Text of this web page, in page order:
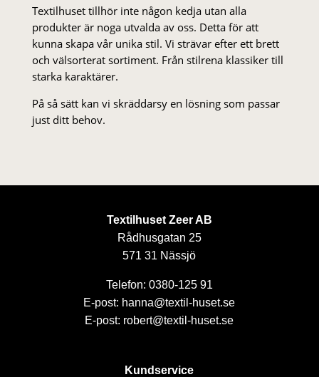
Textilhuset tillhör inte någon kedja utan alla
produkter är noga utvalda av oss. Detta för att
kunna skapa vår unika stil. Vi strä­var efter ett brett
och välsorterat sor­ti­ment. Från stil­rena klas­siker till
starka karaktärer.
På så sätt kan vi skräddarsy en lösning som passar
just ditt behov.
Textilhuset Zeer AB
Rådhusgatan 25
571 31 Nässjö
Telefon: 0380-125 91
E-post: hanna@textil-huset.se
E-post: robert@textil-huset.se
Kundservice